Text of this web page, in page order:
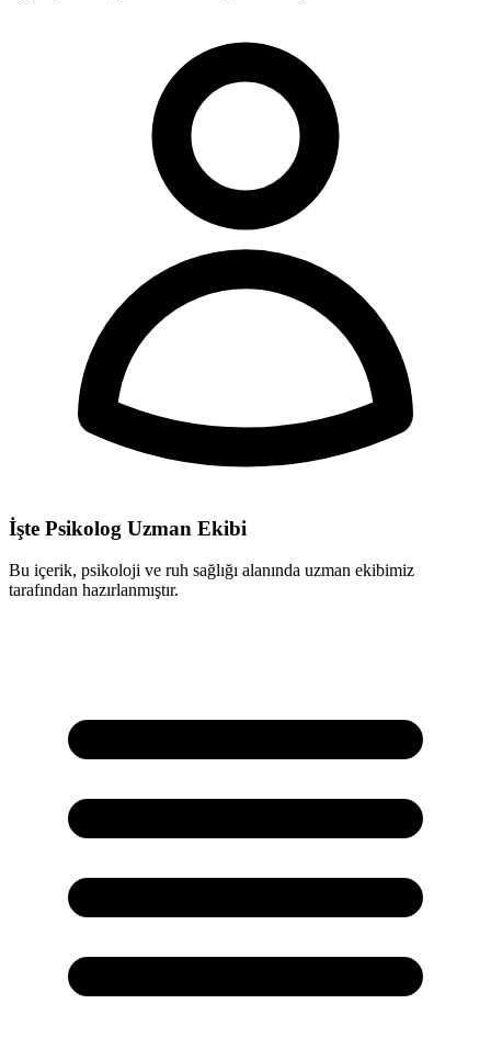
İşte Psikolog Uzman Ekibi
Bu içerik, psikoloji ve ruh sağlığı alanında uzman ekibimiz
tarafından hazırlanmıştır.